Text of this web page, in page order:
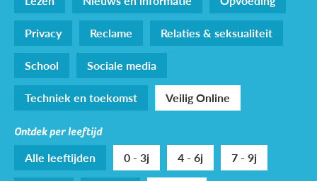
Privacy
Reclame
Relaties & seksualiteit
School
Sociale media
Techniek en toekomst
Veilig Online
Ontdek per leeftijd
Alle leeftijden 0 - 3j 4 - 6j
7 - 9j